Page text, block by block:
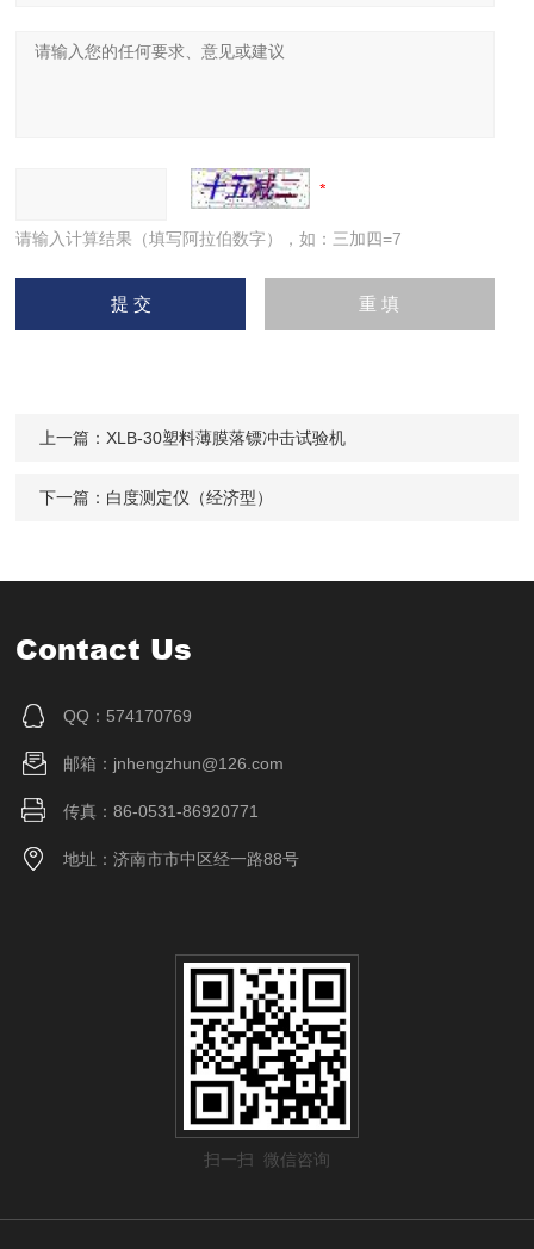
请输入计算结果（填写阿拉伯数字），如：三加四=7
上一篇： XLB-30塑料薄膜落镖冲击试验机
下一篇： 白度测定仪（经济型）
Contact Us
QQ：574170769
邮箱：jnhengzhun@126.com
传真：86-0531-86920771
地址：济南市市中区经一路88号
扫一扫 微信咨询